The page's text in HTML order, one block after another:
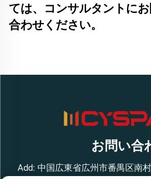
ては、コンサルタントに
合わせください。
お問い合
Add: 中国広東省広州市番禺区南